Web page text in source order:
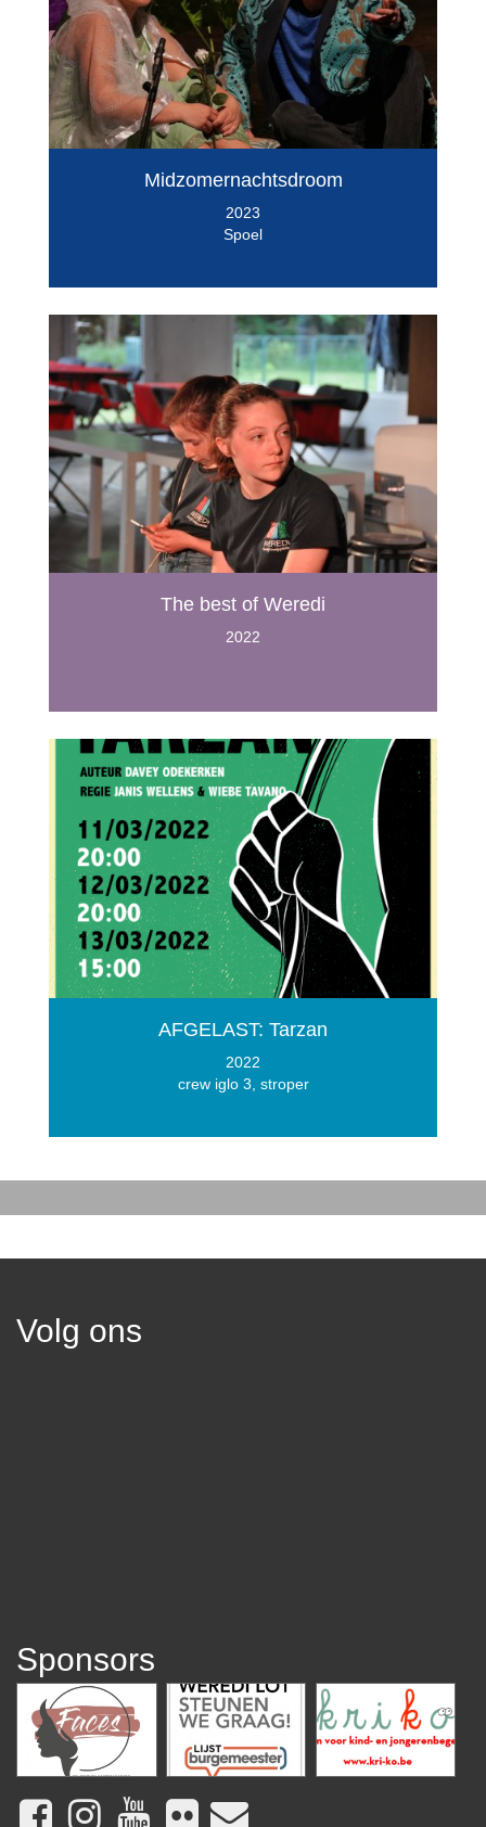
Midzomernachtsdroom
2023
Spoel
The best of Weredi
2022
AFGELAST: Tarzan
2022
crew iglo 3, stroper
Volg ons
Sponsors